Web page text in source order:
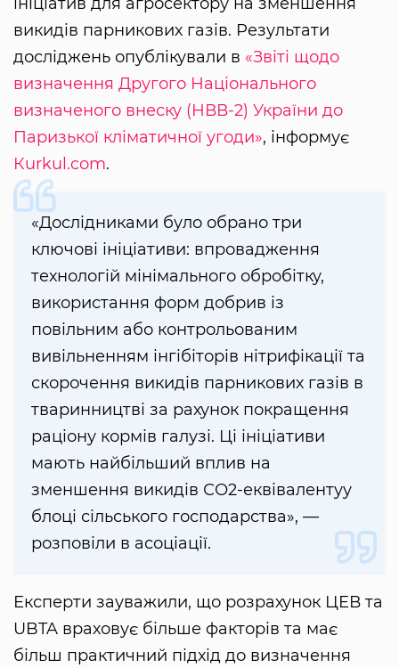
викидів парникових газів. Результати
досліджень опублікували в «Звіті щодо
визначення Другого Національного
визначеного внеску (НВВ-2) України до
Паризької кліматичної угоди», інформує
Кurkul.com.
«Дослідниками було обрано три
ключові ініціативи: впровадження
технологій мінімального обробітку,
використання форм добрив із
повільним або контрольованим
вивільненням інгібіторів нітрифікації та
скорочення викидів парникових газів в
тваринництві за рахунок покращення
раціону кормів галузі. Ці ініціативи
мають найбільший вплив на
зменшення викидів СО2-еквівалентуу
блоці сільського господарства», —
розповіли в асоціації.
Експерти зауважили, що розрахунок ЦЕВ та
UBTA враховує більше факторів та має
більш практичний підхід до визначення